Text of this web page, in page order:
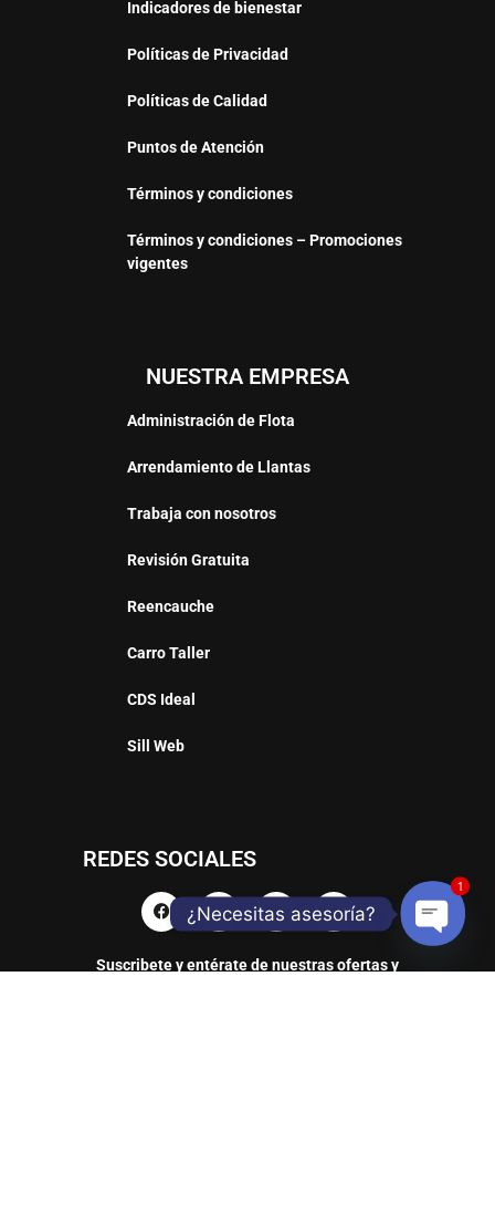
Indicadores de bienestar
Políticas de Privacidad
Políticas de Calidad
Puntos de Atención
Términos y condiciones
Términos y condiciones – Promociones
vigentes
NUESTRA EMPRESA
Administración de Flota
Arrendamiento de Llantas
Trabaja con nosotros
Revisión Gratuita
Reencauche
Carro Taller
CDS Ideal
Sill Web
REDES SOCIALES
Suscribete y entérate de nuestras ofertas y
¿Necesitas asesoría?
Open
1